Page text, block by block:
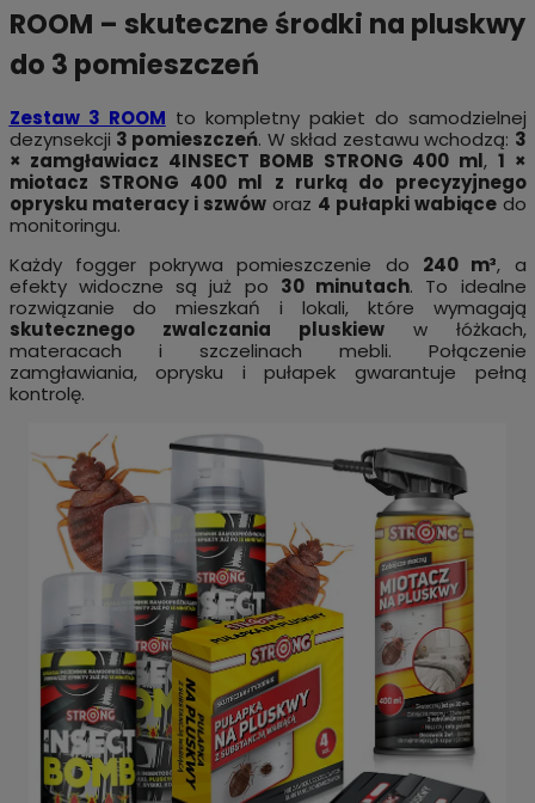
ROOM – skuteczne środki na pluskwy
do 3 pomieszczeń
Zestaw 3 ROOM to kompletny pakiet do samodzielnej
dezynsekcji 3 pomieszczeń. W skład zestawu wchodzą: 3
× zamgławiacz 4INSECT BOMB STRONG 400 ml, 1 ×
miotacz STRONG 400 ml z rurką do precyzyjnego
oprysku materacy i szwów oraz 4 pułapki wabiącedo
monitoringu.
Każdy fogger pokrywa pomieszczenie do 240 m³, a
efekty widoczne są już po 30 minutach. To idealne
rozwiązanie do mieszkań i lokali, które wymagają
skutecznego zwalczania pluskieww łóżkach,
materacach i szczelinach mebli. Połączenie
zamgławiania, oprysku i pułapek gwarantuje pełną
kontrolę.